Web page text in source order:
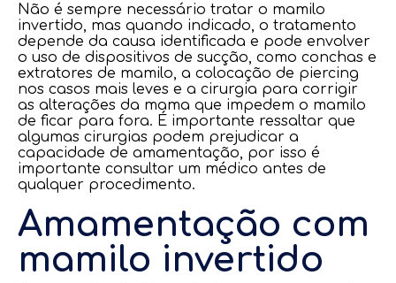
Não é sempre necessário tratar o mamilo
invertido, mas quando indicado, o tratamento
depende da causa identificada e pode envolver
o uso de dispositivos de sucção, como conchas e
extratores de mamilo, a colocação de piercing
nos casos mais leves e a cirurgia para corrigir
as alterações da mama que impedem o mamilo
de ficar para fora. É importante ressaltar que
algumas cirurgias podem prejudicar a
capacidade de amamentação, por isso é
importante consultar um médico antes de
qualquer procedimento.
Amamentação com
mamilo invertido